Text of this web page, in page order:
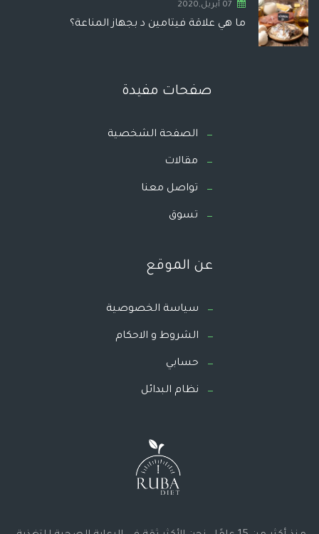
07 أبريل,2020
ما هي علاقة فيتامين د بجهاز المناعة؟
صفحات مفيدة
الصفحة الشخصية
مقالات
تواصل معنا
تسوق
عن الموقع
سياسة الخصوصية
الشروط و الاحكام
حسابي
نظام البدائل